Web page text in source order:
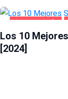
Los 10
[2024]